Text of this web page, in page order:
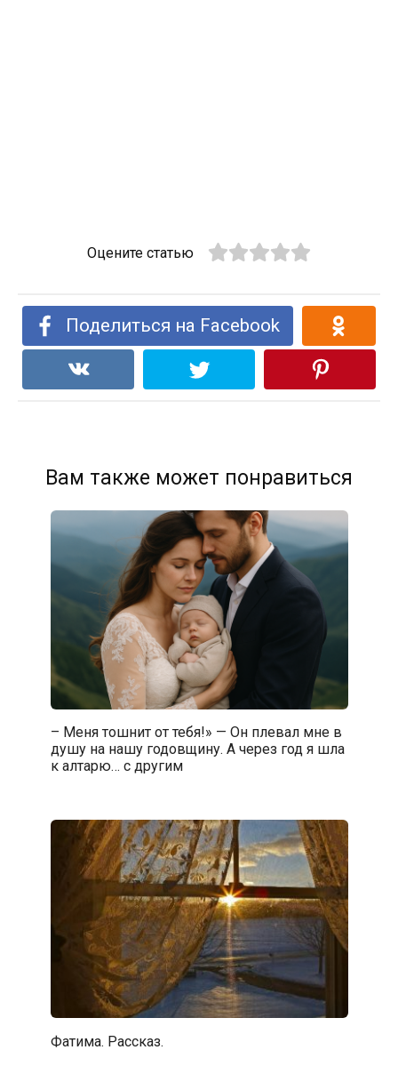
Оцените статью
Поделиться на Facebook
Вам также может понравиться
– Меня тошнит от тебя!» — Он плевал мне в
душу на нашу годовщину. А через год я шла
к алтарю… с другим
Фатима. Рассказ.